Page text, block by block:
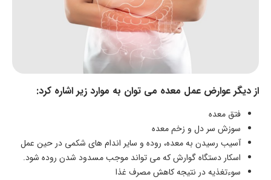
از دیگر عوارض عمل معده می توان به موارد زیر اشاره کرد:
فتق معده
سوزش سر دل و زخم معده
آسیب رسیدن به معده، روده و سایر اندام های شکمی در حین عمل
اسکار دستگاه گوارش که می تواند موجب مسدود شدن روده شود.
سوءتغذیه در نتیجه کاهش مصرف غذا